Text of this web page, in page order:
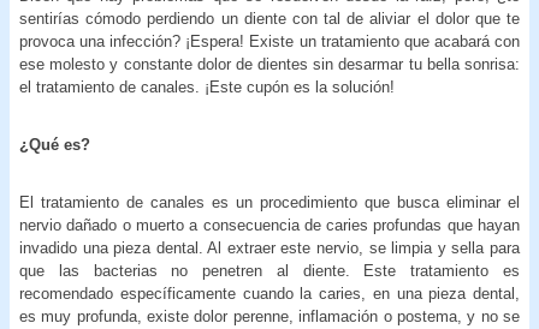
sentirías cómodo perdiendo un diente con tal de aliviar el dolor que te
provoca una infección? ¡Espera! Existe un tratamiento que acabará con
ese molesto y constante dolor de dientes sin desarmar tu bella sonrisa:
el tratamiento de canales. ¡Este cupón es la solución!
¿Qué es?
El tratamiento de canales es un procedimiento que busca eliminar el
nervio dañado o muerto a consecuencia de caries profundas que hayan
invadido una pieza dental. Al extraer este nervio, se limpia y sella para
que las bacterias no penetren al diente. Este tratamiento es
recomendado específicamente cuando la caries, en una pieza dental,
es muy profunda, existe dolor perenne, inflamación o postema, y no se